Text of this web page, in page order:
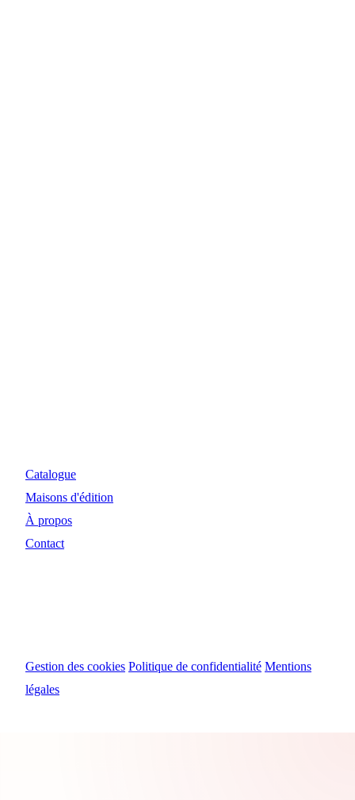
Catalogue
Maisons d'édition
À propos
Contact
Gestion des cookies Politique de confidentialité Mentions
légales